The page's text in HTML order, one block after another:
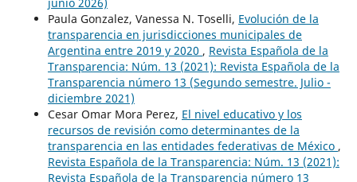
Paula Gonzalez, Vanessa N. Toselli, Evolución de la
transparencia en jurisdicciones municipales de
Argentina entre 2019 y 2020 , Revista Española de la
Transparencia: Núm. 13 (2021): Revista Española de la
Transparencia número 13 (Segundo semestre. Julio -
diciembre 2021)
Cesar Omar Mora Perez, El nivel educativo y los
recursos de revisión como determinantes de la
transparencia en las entidades federativas de México ,
Revista Española de la Transparencia: Núm. 13 (2021):
Revista Española de la Transparencia número 13